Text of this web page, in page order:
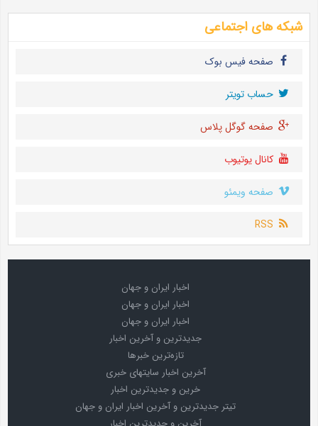
شبکه های اجتماعی
صفحه فیس بوک
حساب تويتر
صفحه گوگل پلاس
کانال یوتیوب
صفحه ویمئو
RSS
اخبار ایران و جهان
اخبار ایران و جهان
اخبار ایران و جهان
جدیدترین و آخرین اخبار
تازه‌ترین خبرها
آخرین اخبار سایتهای خبری
خرین و جدیدترین اخبار
تیتر جدیدترین و آخرین اخبار ایران و جهان